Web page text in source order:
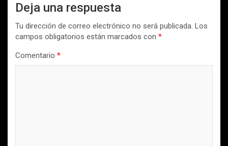
Deja una respuesta
Tu dirección de correo electrónico no será publicada. Los
campos obligatorios están marcados con *
Comentario *